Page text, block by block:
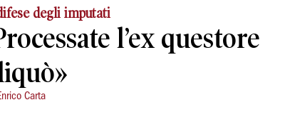
degli imputati
l’ex questore
Carta